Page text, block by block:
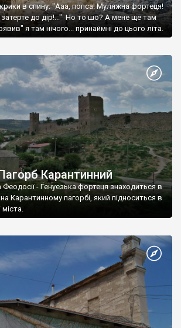
в спину: "Ааа, попса! Муляжна фортеця!
затерте до дір!..." Но то шо? А мене ще там
я там нічого... принаймні до цього літа.
Карантинний
- Генуезька фортеця знаходиться в
Карантинному пагорбі, який підноситься в